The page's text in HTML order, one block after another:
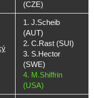
(CZE)
1. J.Scheib
(AUT)
2. C.Rast (SUI)
3. S.Hector
(SWE)
4. M.Shiffrin
(USA)